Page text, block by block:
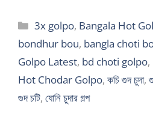
Categories
3x golpo, Bangala Hot
bondhur bou, bangla choti
Golpo Latest, bd choti golpo,
Hot Chodar Golpo, কচি গুদ চুদা,
গুদ চটি, যোনি চুদার গল্প